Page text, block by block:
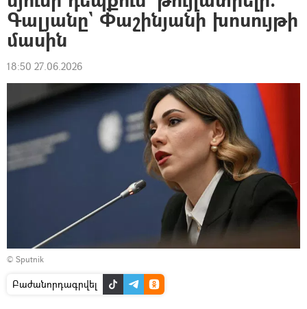
Գալյանը` Փաշինյանի խոսույթի
մասին
18:50 27.06.2026
© Sputnik
Բաժանորդագրվել